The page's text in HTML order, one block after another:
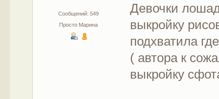
Сообщений: 549
Просто Марина
Девочки
выкройку
подхватила
( автора к
выкройку